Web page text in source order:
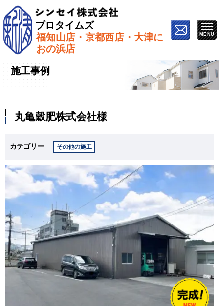
プロタイムズ
福知山店・京都西店・大津に
おの浜店
ホーム»施工事例»丸亀穀肥株式会社様
施工事例
丸亀穀肥株式会社様
カテゴリー その他の施工